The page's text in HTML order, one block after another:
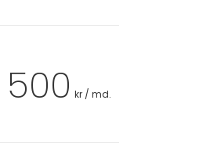
500 kr / md.